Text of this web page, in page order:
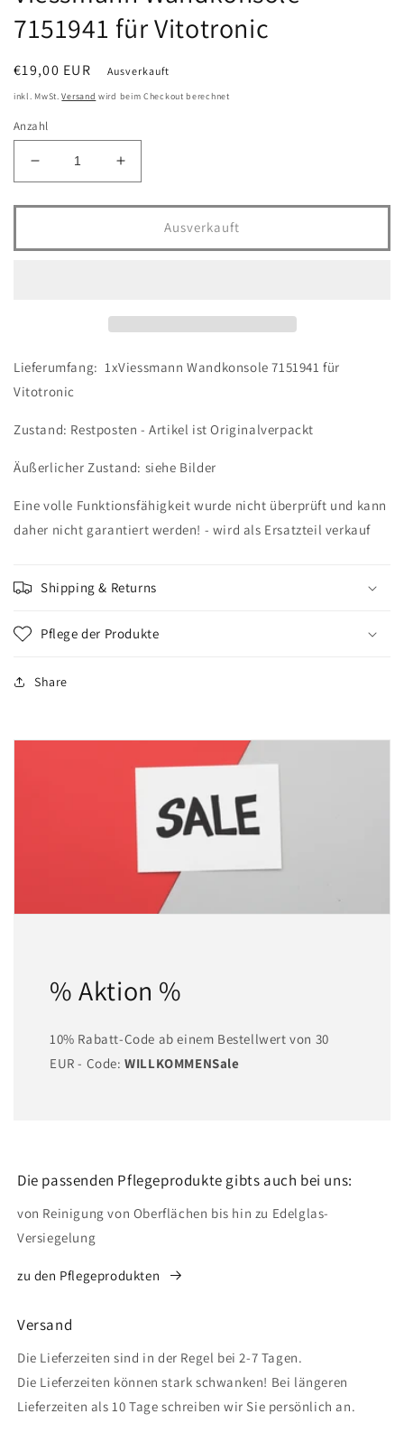
7151941 für Vitotronic
Normaler
Preis
€19,00 EUR Ausverkauft
inkl. MwSt.Versand wird beim Checkout berechnet
Anzahl
Verringere
die
Menge
Viessmann
Erhöhe
die
Menge
Viessmann
Vitotronic
Ausverkauft
Lieferumfang: 1xViessmann Wandkonsole 7151941 für
Vitotronic
Zustand: Restposten - Artikel ist Originalverpackt
Äußerlicher Zustand: siehe Bilder
Eine volle Funktionsfähigkeit wurde nicht überprüft und kann
daher nicht garantiert werden! - wird als Ersatzteil verkauf
Shipping & Returns
Pflege der Produkte
Share
% Aktion %
10% Rabatt-Code ab einem Bestellwert von 30
EUR - Code:WILLKOMMENSale
Die passenden Pflegeprodukte gibts auch bei uns:
von Reinigung von Oberflächen bis hin zu Edelglas-
Versiegelung
zu den Pflegeprodukten
Versand
Die Lieferzeiten sind in der Regel bei 2-7 Tagen.
Die Lieferzeiten können stark schwanken! Bei längeren
Lieferzeiten als 10 Tage schreiben wir Sie persönlich an.